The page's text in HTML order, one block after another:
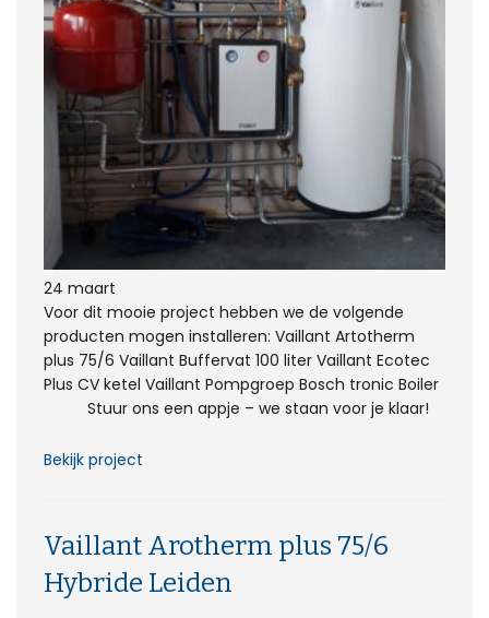
24 maart
Voor dit mooie project hebben we de volgende
producten mogen installeren: Vaillant Artotherm
plus 75/6 Vaillant Buffervat 100 liter Vaillant Ecotec
Plus CV ketel Vaillant Pompgroep Bosch tronic Boiler
Stuur ons een appje – we staan voor je klaar!
Bekijk project
Vaillant Arotherm plus 75/6
Hybride Leiden